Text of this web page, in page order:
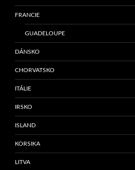
FRANCIE
GUADELOUPE
DÁNSKO
CHORVATSKO
ITÁLIE
IRSKO
ISLAND
KORSIKA
LITVA